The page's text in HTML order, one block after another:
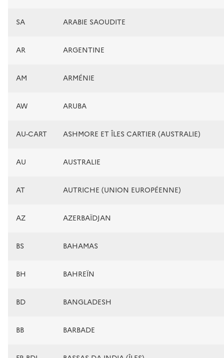
SA ARABIE SAOUDITE
AR ARGENTINE
AM ARMÉNIE
AW ARUBA
AU-CART ASHMORE ET ÎLES CARTIER (AUSTRALIE)
AU AUSTRALIE
AT AUTRICHE (UNION EUROPÉENNE)
AZ AZERBAÏDJAN
BS BAHAMAS
BH BAHREÏN
BD BANGLADESH
BB BARBADE